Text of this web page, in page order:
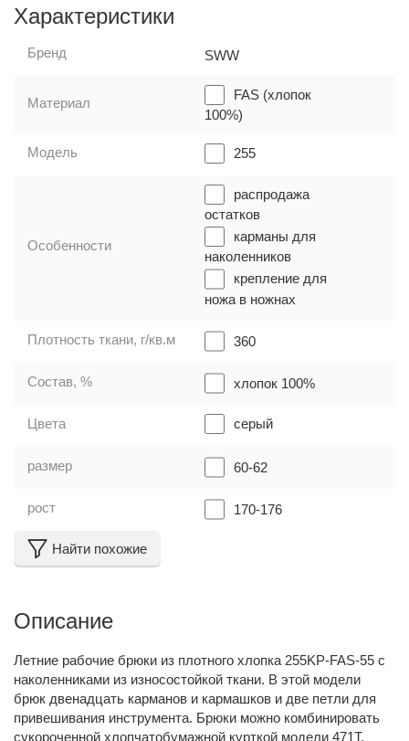
Характеристики
Бренд SWW
Материал
FAS (хлопок
100%)
Модель 255
Особенности
распродажа
остатков
карманы для
наколенников
крепление для
ножа в ножнах
Плотность ткани, г/кв.м 360
Состав, % хлопок 100%
Цвета серый
размер 60-62
рост 170-176
Найти похожие
Описание
Летние рабочие брюки из плотного хлопка 255KP-FAS-55 с
наколенниками из износостойкой ткани. В этой модели
брюк двенадцать карманов и кармашков и две петли для
привешивания инструмента. Брюки можно комбинировать
сукороченной хлопчатобумажной курткой модели 471T,